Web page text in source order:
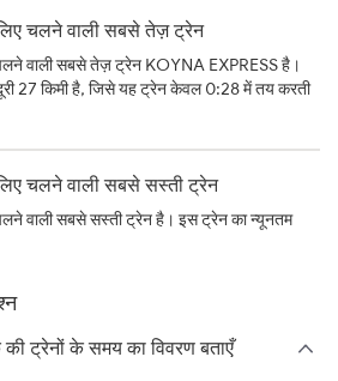
लिए चलने वाली सबसे तेज़ ट्रेन
चलने वाली सबसे तेज़ ट्रेन KOYNA EXPRESS है।
दूरी 27 किमी है, जिसे यह ट्रेन केवल 0:28 में तय करती
चलने वाली सबसे सस्ती ट्रेन
वाली सबसे सस्ती ट्रेन है। इस ट्रेन का न्यूनतम
की ट्रेनों के समय का विवरण बताएँ